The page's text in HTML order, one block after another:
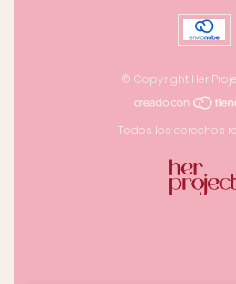
© Copyright Her
Todos los derechos